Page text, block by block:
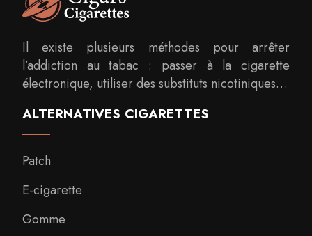
Il existe plusieurs méthodes pour arrêter
l’addiction au tabac : passer à la cigarette
électronique, utiliser des substituts nicotiniques…
ALTERNATIVES CIGARETTES
Patch
E-cigarette
Gomme